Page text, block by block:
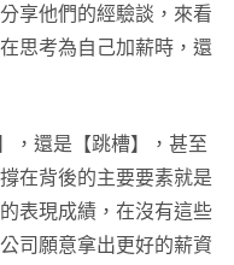
享他們的經驗談，來看
思考為自己加薪時，還
，還是【跳槽】，甚至
在背後的主要要素就是
表現成績，在沒有這些
司願意拿出更好的薪資